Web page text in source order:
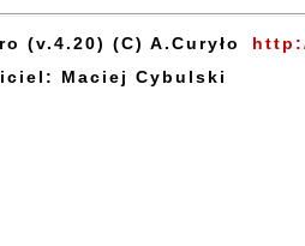
(v.4.20) (C) A.Curyło
Maciej Cybulski